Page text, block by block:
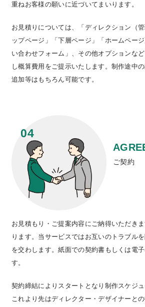
重ねお客様の願いに近づいてまいります。
お見積りについては、「ディレクション（
ップページ」「下層ページ」「ホームペー
い合わせフォーム」、その他オプションな
し概算費用をご提示いたします。制作途中
追加等はもちろん可能です。
ご契約
お見積もり・ご提案内容にご納得いただき
ります。当サービスではお互いのトラブル
を交わします。紙面での契約書もしくは電
す。
契約締結によりスタートとなり制作スケジュ
これより先はディレクター・デザイナーと